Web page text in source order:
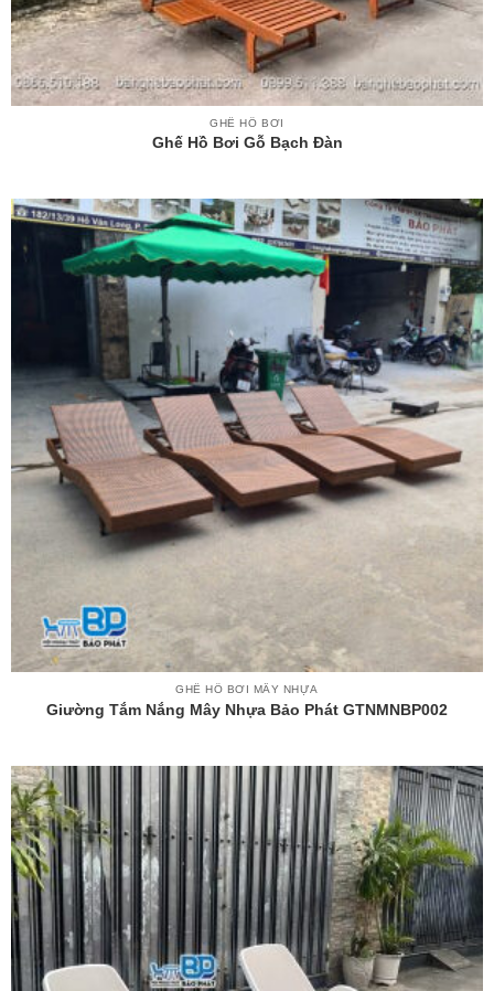
GHẾ HỒ BƠI
Ghế Hồ Bơi Gỗ Bạch Đàn
GHẾ HỒ BƠI MÂY NHỰA
Giường Tắm Nắng Mây Nhựa Bảo Phát GTNMNBP002